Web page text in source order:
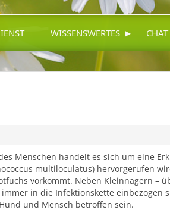
WISSENSWERTES ▸ CHAT
Menschen handelt es sich um eine
multiloculatus) hervorgerufen
vorkommt. Neben Kleinnagern –
in die Infektionskette einbezogen
und Mensch betroffen sein.